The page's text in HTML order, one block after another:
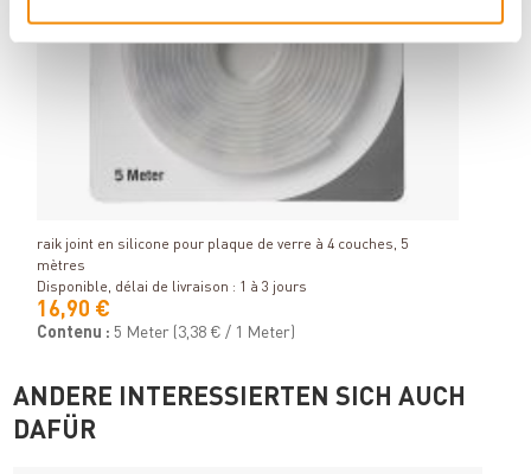
Détails
raik joint en silicone pour plaque de verre à 4 couches, 5
mètres
Disponible, délai de livraison : 1 à 3 jours
16,90 €
Contenu : 5 Meter (3,38 € / 1 Meter)
ANDERE INTERESSIERTEN SICH AUCH
DAFÜR